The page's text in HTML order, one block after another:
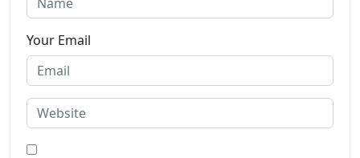
Your Email